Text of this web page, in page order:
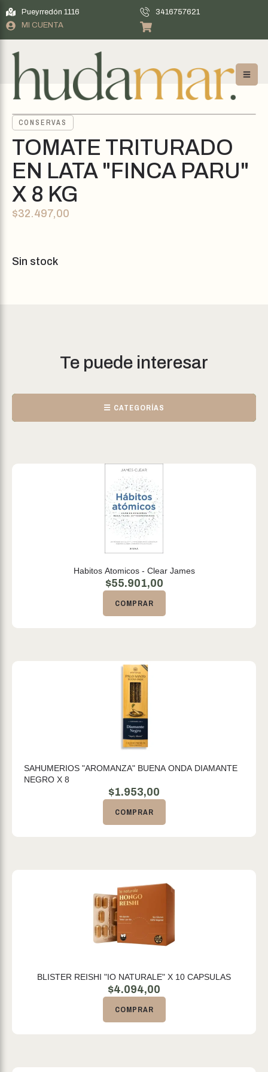
Pueyrredón 1116
3416757621
MI CUENTA
CONSERVAS
TOMATE TRITURADO
EN LATA "FINCA PARU"
X 8 KG
$32.497,00
Sin stock
Te puede interesar
☰ CATEGORÍAS
Habitos Atomicos - Clear James
$55.901,00
COMPRAR
SAHUMERIOS "AROMANZA" BUENA ONDA DIAMANTE
NEGRO X 8
$1.953,00
COMPRAR
BLISTER REISHI "IO NATURALE" X 10 CAPSULAS
$4.094,00
COMPRAR